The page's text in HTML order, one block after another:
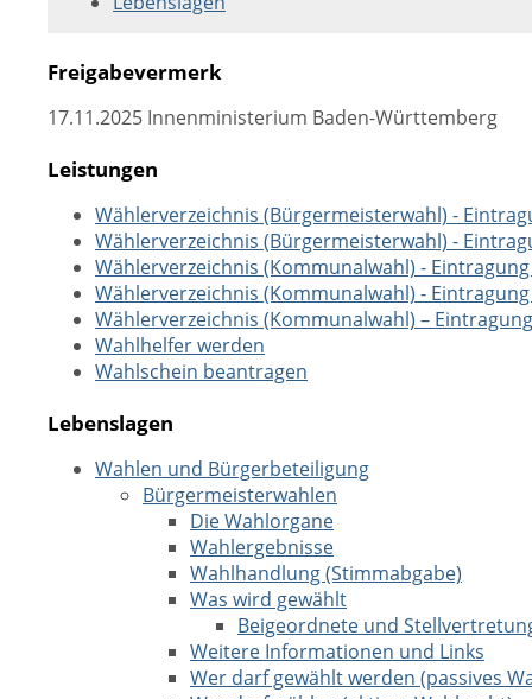
Freigabevermerk
17.11.2025 Innenministerium Baden-Württemberg
Leistungen
Wählerverzeichnis (Bürgermeisterwahl) -
Wählerverzeichnis (Bürgermeisterwahl) -
Wählerverzeichnis (Kommunalwahl) -
Wählerverzeichnis (Kommunalwahl) -
Wählerverzeichnis (Kommunalwahl) –
Wahlhelfer werden
Wahlschein beantragen
Lebenslagen
Wahlen und Bürgerbeteiligung
Bürgermeisterwahlen
Die Wahlorgane
Wahlergebnisse
Wahlhandlung (Stimmabgabe)
Was wird gewählt
Beigeordnete und
Weitere Informationen und Links
Wer darf gewählt werden (passives